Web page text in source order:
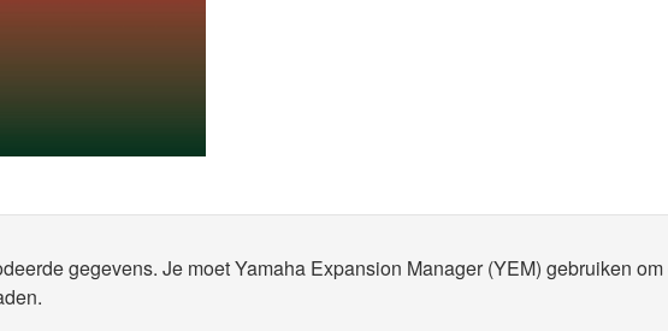
gegevens. Je moet Yamaha Expansion Manager (YEM) gebruiken